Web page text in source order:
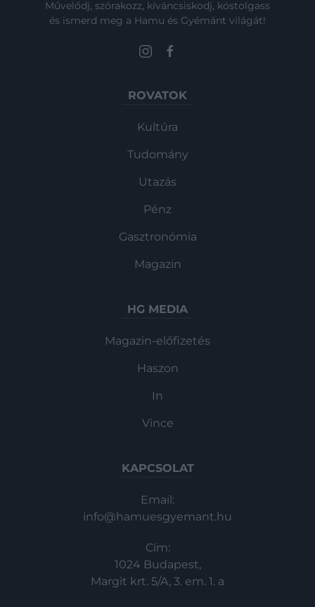
Művelődj, szórakozz, kíváncsiskodj, kóstolgass
és ismerd meg a Hamu és Gyémánt világát!
ROVATOK
Kultúra
Tudomány
Utazás
Pénz
Gasztronómia
Magazin
HG MEDIA
Magazin-előfizetés
Haszon
In
Vince
KAPCSOLAT
Email:
info@hamuesgyemant.hu
Cím:
1024 Budapest,
Margit krt. 5/A, 3. em. 1. a